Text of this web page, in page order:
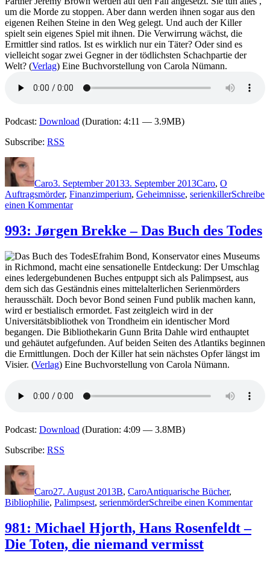
um die Morde zu stoppen. Aber dann werden ihnen sogar aus den
eigenen Reihen Steine in den Weg gelegt. Und auch der Killer
spielt sein eigenes Spiel mit ihnen. Die Verwirrung wächst, die
Ermittler sind ratlos. Ist es wirklich nur ein Täter? Oder sind es
vielleicht sogar zwei Gegner in der tödlichsten Schachpartie der
Welt? (Verlag) Eine Buchvorstellung von Carola Nümann.
Podcast: Download (Duration: 4:11 — 3.9MB)
Subscribe: RSS
Autor
Caro3. September 20133. September 2013Caro, O
Auftragsmörder, Finanzimperium, Geheimnisse, serienkillerSchreibe
einen Kommentarzu
Jon
Osborne
Sieh
dich
um
993: Jørgen Brekke – Das Buch des Todes
Efrahim Bond, Konservator eines Museums
in Richmond, macht eine sensationelle Entdeckung: Der Umschlag
eines ledergebundenen Buches entpuppt sich als Palimpsest, aus
dem sich das Geständnis eines mittelalterlichen Serienmörders
herausschält. Doch bevor Bond seinen Fund publik machen kann,
wird er bestialisch ermordet. Fast zeitgleich wird in der
Universitätsbibliothek von Trondheim ein identischer Mord
begangen. Die Bibliothekarin Gunn Brita Dahle wird enthauptet
und gehäutet aufgefunden. Auf beiden Seiten des Atlantiks beginnen
die Ermittlungen. Doch der Killer hat sein nächstes Opfer längst im
Visier. (Verlag) Eine Buchvorstellung von Carola Nümann.
Podcast: Download (Duration: 4:09 — 3.8MB)
Subscribe: RSS
Autor
Caro27. August 2013B, CaroAntiquarische Bücher,
Bibliophilie, Palimpsest, serienmörderSchreibe einen Kommentarzu
981: Michael Hjorth, Hans Rosenfeldt –
Die Toten, die niemand vermisst